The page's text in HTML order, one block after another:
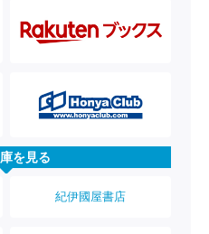
を見る
紀伊國屋書店